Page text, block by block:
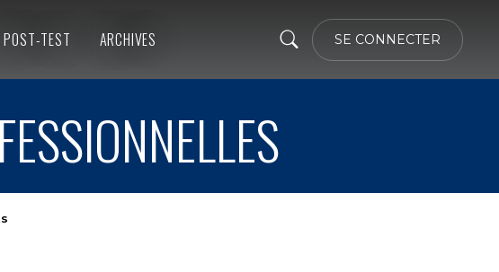
SE CONNECTER
POST-TEST ARCHIVES